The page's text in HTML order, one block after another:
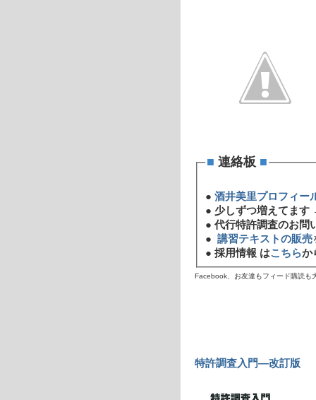
■連絡板 ■
●酒井美里プロフィー
● 少しずつ増えてま
●代行特許調査のお問
●講習テキストの販売
●採用情報 はこちらか
Facebook、お友達もフィード購読も
特許調査入門―改訂版